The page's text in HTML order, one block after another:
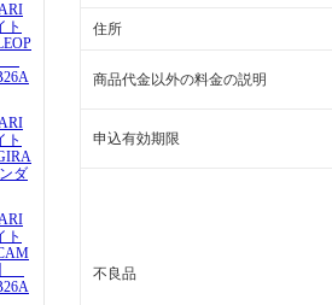
ト
ト
ダ
ト
住所
商品代金以外の料金の説明
申込有効期限
不良品